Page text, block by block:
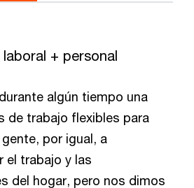
+ personal
algún tiempo una
de trabajo flexibles para
por igual, a
el trabajo y las
del hogar, pero nos dimos